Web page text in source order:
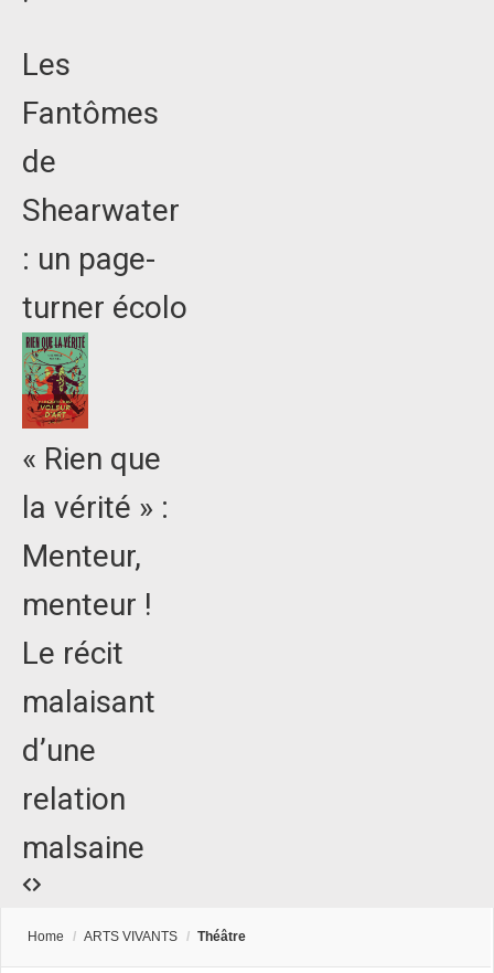
Les
Fantômes
de
Shearwater
: un page-
turner écolo
« Rien que
la vérité » :
Menteur,
menteur !
Le récit
malaisant
d’une
relation
malsaine
Home / ARTS VIVANTS / Théâtre